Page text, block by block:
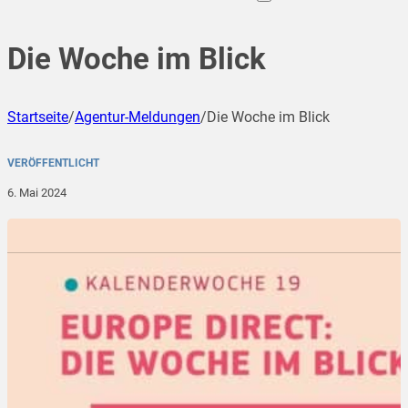
Die Woche im Blick
Startseite/Agentur-Meldungen/Die Woche im Blick
VERÖFFENTLICHT
6. Mai 2024